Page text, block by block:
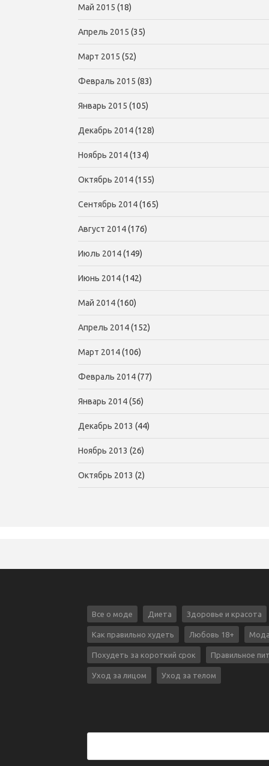
Май 2015 (18)
Апрель 2015 (35)
Март 2015 (52)
Февраль 2015 (83)
Январь 2015 (105)
Декабрь 2014(128)
Ноябрь 2014(134)
Октябрь 2014(155)
Сентябрь 2014(165)
Август 2014(176)
Июль 2014(149)
Июнь 2014(142)
Май 2014(160)
Апрель 2014(152)
Март 2014(106)
Февраль 2014(77)
Январь 2014(56)
Декабрь 2013 (44)
Ноябрь 2013 (26)
Октябрь 2013 (2)
Все о моде Диета Здоровье и красота
Как правильно худеть Любовь 18+
Похудеть за короткий срок Правильное
Уход за лицом Уход за телом